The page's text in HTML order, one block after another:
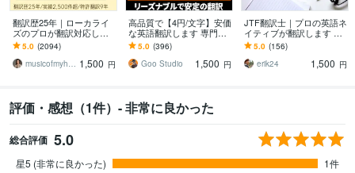
翻訳歴25年｜ローカライ
ズのプロが翻訳対応しま
す 翻訳を超えたローカラ
イゼーションで自然な表
現に仕上げます
5.0 (2094)
musicofmyheart 1,500 円
高品質で【4円/文字】安価
な英語翻訳します 専門
書、論文やレポートも安
定の日英翻訳 (AI翻訳無
し)
5.0 (396)
Goo Studio
1,500 円
JTF翻訳士｜プロの英語ネ
イティブが翻訳します ビ
ジネス翻訳｜英検1級｜T
OEIC満点（990）｜早稲
田大卒
5.0 (156)
erik24
1,500 円
評価・感想（1件）- 非常に良かった
総合評価 5.0
星5 (非常に良かった)
1件